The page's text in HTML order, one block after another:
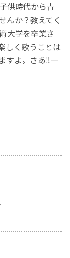
供時代から青
んか？教えてく
大学を卒業さ
しく歌うことは
すよ。さあ‼︎一